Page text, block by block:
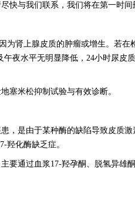
快与我们联系，我们将在第一时间
肾上腺皮质的肿瘤或增生。若在
夜水平无明显降低，24小时尿皮
米松抑制试验与有效诊断。
是由于某种酶的缺陷导致皮质激
羟化酶缺乏症。
通过血浆17-羟孕酮、脱氢异雄